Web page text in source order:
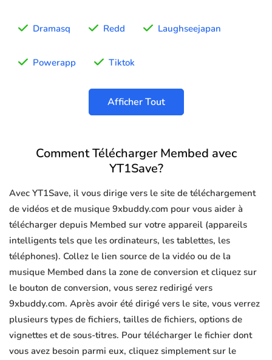
Dramasq Redd Laughseejapan
Powerapp Tiktok
Afficher Tout
Comment Télécharger Membed avec
YT1Save?
Avec YT1Save, il vous dirige vers le site de téléchargement
de vidéos et de musique 9xbuddy.com pour vous aider à
télécharger depuis Membed sur votre appareil (appareils
intelligents tels que les ordinateurs, les tablettes, les
téléphones). Collez le lien source de la vidéo ou de la
musique Membed dans la zone de conversion et cliquez sur
le bouton de conversion, vous serez redirigé vers
9xbuddy.com. Après avoir été dirigé vers le site, vous verrez
plusieurs types de fichiers, tailles de fichiers, options de
vignettes et de sous-titres. Pour télécharger le fichier dont
vous avez besoin parmi eux, cliquez simplement sur le